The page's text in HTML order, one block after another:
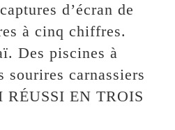
d’écran de
à cinq chiffres.
Des piscines à
sourires carnassiers
RÉUSSI EN TROIS